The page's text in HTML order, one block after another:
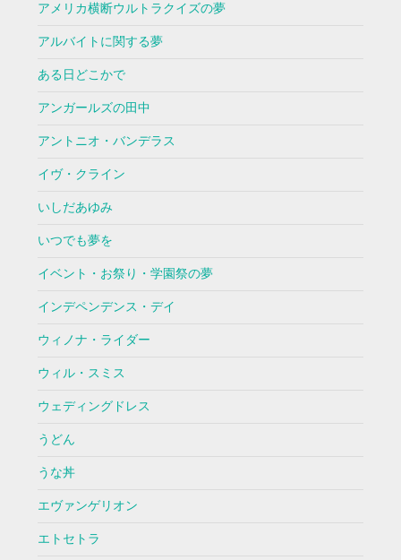
アメリカ横断ウルトラクイズの夢
アルバイトに関する夢
ある日どこかで
アンガールズの田中
アントニオ・バンデラス
イヴ・クライン
いしだあゆみ
いつでも夢を
イベント・お祭り・学園祭の夢
インデペンデンス・デイ
ウィノナ・ライダー
ウィル・スミス
ウェディングドレス
うどん
うな丼
エヴァンゲリオン
エトセトラ